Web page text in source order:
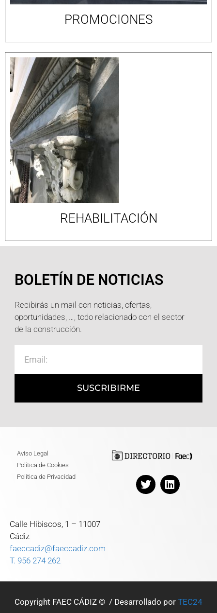
PROMOCIONES
REHABILITACIÓN
BOLETÍN DE NOTICIAS
Recibirás un mail con noticias, ofertas,
oportunidades, …, todo relacionado con el sector
de la construcción.
SUSCRIBIRME
Aviso Legal
Política de Cookies
Politica de Privacidad
Calle Hibiscos, 1 – 11007
Cádiz
faeccadiz@faeccadiz.com
T. 956 274 262
Copyright FAEC CÁDIZ © / Desarrollado por TEC24